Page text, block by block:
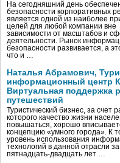
На сегодняшний день
безопасности корпоративных
является одной из наиболее
целей для любой компании вне
зависимости от масштабов и
деятельности. Рынок
безопасности развивается, а
что и …
Наталья Абрамович,
информационный центр
Виртуальная поддержка
путешествий
Туристический бизнес, за счет
которого качество жизни
повышаться, хорошо
концепцию «умного города». К
уровень использования
технологий в данной отрасли
пятнадцать-двадцать лет …